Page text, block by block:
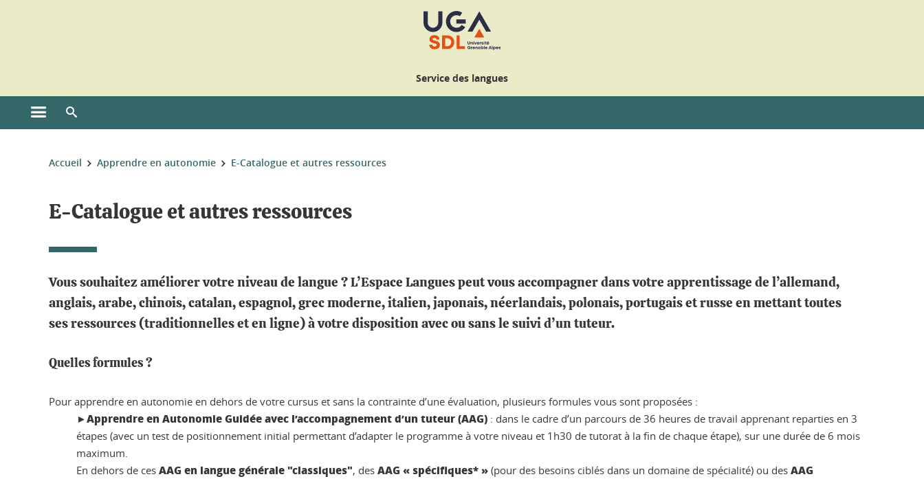
Service des langues
Ouvrir le menu principal
Vous êtes ici :
Accueil Apprendre en autonomie E-Catalogue et autres ressources
E-Catalogue et autres ressources
Vous souhaitez améliorer votre niveau de langue ? L’Espace Langues peut vous accompagner dans votre apprentissage de l’allemand,
anglais, arabe, chinois, catalan, espagnol, grec moderne, italien, japonais, néerlandais, polonais, portugais et russe en mettant toutes
ses ressources (traditionnelles et en ligne) à votre disposition avec ou sans le suivi d’un tuteur.
Quelles formules ?
Pour apprendre en autonomie en dehors de votre cursus et sans la contrainte d’une évaluation, plusieurs formules vous sont proposées :
►Apprendre en Autonomie Guidée avec l’accompagnement d’un tuteur (AAG) : dans le cadre d’un parcours de 36 heures de travail apprenant reparties en 3
étapes (avec un test de positionnement initial permettant d’adapter le programme à votre niveau et 1h30 de tutorat à la fin de chaque étape), sur une durée de 6 mois
maximum.
En dehors de ces AAG en langue générale "classiques", des AAG « spécifiques* » (pour des besoins ciblés dans un domaine de spécialité) ou des AAG